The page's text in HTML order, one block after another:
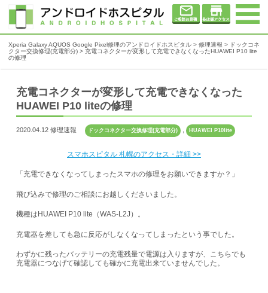
Xperia Galaxy AQUOS Google Pixel修理のアンドロイドホスピタル > 修理速報 > ドックコネ
クター交換修理(充電部分) > 充電コネクターが変形して充電できなくなったHUAWEI P10 lite
の修理
充電コネクターが変形して充電できなくなった
HUAWEI P10 liteの修理
2020.04.12 修理速報 ドックコネクター交換修理(充電部分) , HUAWEI P10lite
スマホスピタル 札幌のアクセス・詳細 >>
「充電できなくなってしまったスマホの修理をお願いできますか？」
飛び込みで修理のご相談にお越しくださいました。
機種はHUAWEI P10 lite（WAS‐L2J）。
充電器を差しても急に反応がしなくなってしまったという事でした。
わずかに残ったバッテリーの充電残量で電源は入りますが、こちらでも
充電器につなげて確認しても確かに充電出来ていませんでした。